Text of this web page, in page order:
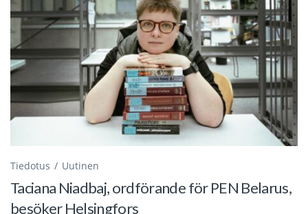
Tiedotus Uutinen
Taciana Niadbaj, ordförande för PEN Belarus,
besöker Helsingfors